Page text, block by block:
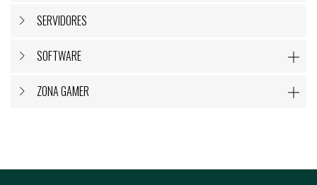
SERVIDORES
SOFTWARE 
ZONA GAMER 